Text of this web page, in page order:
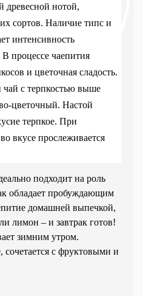
древесной нотой,
сортов. Наличие типс и
интенсивность
процессе чаепития
и цветочная сладость.
с терпкостью выше
цветочный. Настой
терпкое. При
во вкусе прослеживается
подходит на роль
обладает пробуждающим
домашней выпечкой,
лимон – и завтрак готов!
зимним утром.
с фруктовыми и